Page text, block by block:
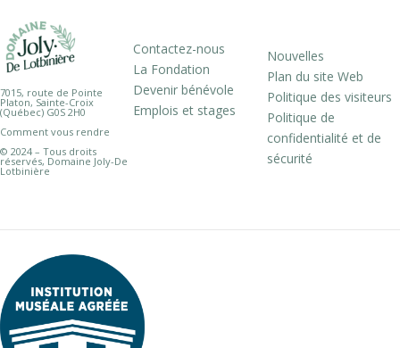
7015, route de Pointe
Platon, Sainte-Croix
(Québec) G0S 2H0
Comment vous rendre
© 2024 – Tous droits
réservés, Domaine Joly-De
Lotbinière
Contactez-nous
La Fondation
Devenir bénévole
Emplois et stages
Nouvelles
Plan du site Web
Politique des visiteurs
Politique de
confidentialité et de
sécurité